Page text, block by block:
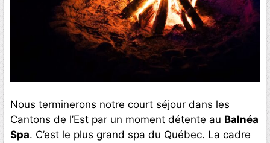
Nous terminerons notre court séjour dans les
Cantons de l’Est par un moment détente au Balnéa
Spa. C’est le plus grand spa du Québec. La cadre